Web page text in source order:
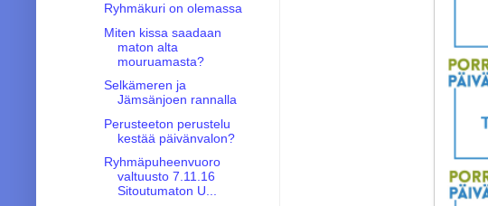
Ryhmäkuri on olemassa
Miten kissa saadaan
maton alta
mouruamasta?
Selkämeren ja
Jämsänjoen rannalla
Perusteeton perustelu
kestää päivänvalon?
Ryhmäpuheenvuoro
valtuusto 7.11.16
Sitoutumaton U...